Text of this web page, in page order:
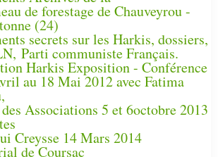
de forestage de Chauveyrou -
(24)
secrets sur les Harkis, dossiers,
Parti communiste Français.
Harkis Exposition - Conférence
au 18 Mai 2012 avec Fatima
Associations 5 et 6octobre 2013
Creysse 14 Mars 2014
de Coursac